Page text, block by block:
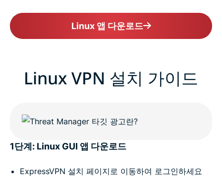
Linux 앱 다운로드
Linux VPN 설치 가이드
1단계: Linux GUI 앱 다운로드
ExpressVPN 설치 페이지로 이동하여 로그인하세요